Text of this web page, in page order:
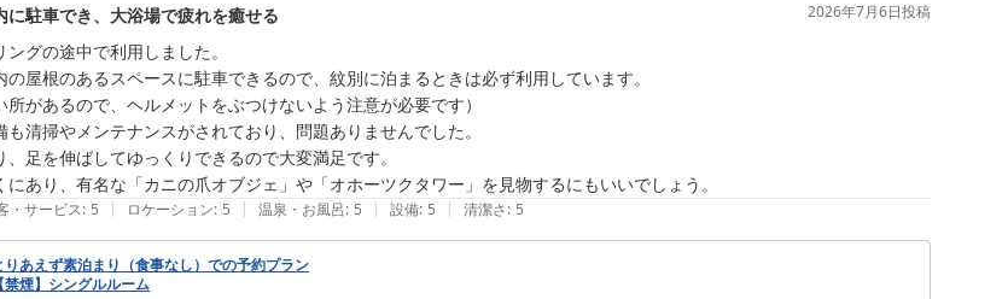
に駐車でき、大浴場で疲れを癒せる 2026年7月6日投稿
グの途中で利用しました。
の屋根のあるスペースに駐車できるので、紋別に泊まるときは必ず利用しています。
所があるので、ヘルメットをぶつけないよう注意が必要です）
も清掃やメンテナンスがされており、問題ありませんでした。
、足を伸ばしてゆっくりできるので大変満足です。
・サービス: 5 | ロケーション: 5 | 温泉・お風呂: 5 | 設備: 5 | 清潔さ: 5
りあえず素泊まり（食事なし）での予約プラン
禁煙】シングルルーム